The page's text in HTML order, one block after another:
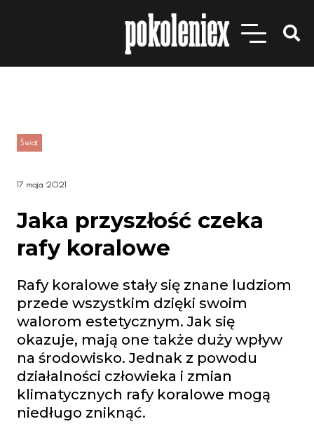
Świat
17 maja 2021
Jaka przyszłość czeka
rafy koralowe
Rafy koralowe stały się znane ludziom
przede wszystkim dzięki swoim
walorom estetycznym. Jak się
okazuje, mają one także duży wpływ
na środowisko. Jednak z powodu
działalności człowieka i zmian
klimatycznych rafy koralowe mogą
niedługo zniknąć.